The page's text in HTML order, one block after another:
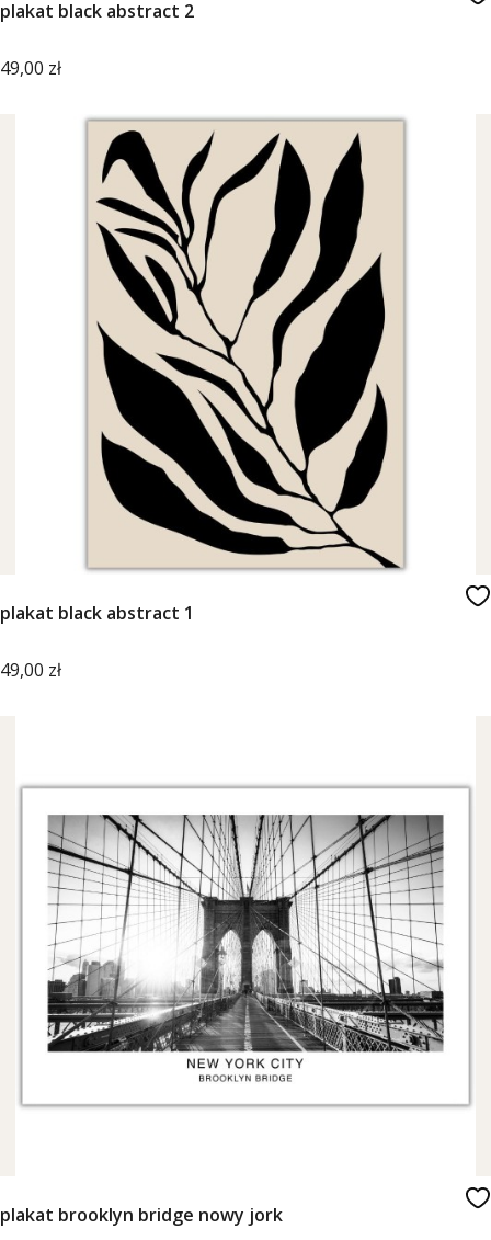
plakat black abstract 2
Cena
49,00 zł
plakat black abstract 1
Cena
49,00 zł
plakat brooklyn bridge nowy jork